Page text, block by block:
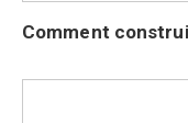
Comment